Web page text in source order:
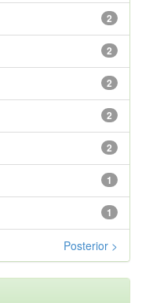
2
2
2
2
2
1
1
Posterior >